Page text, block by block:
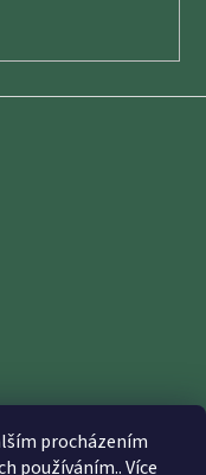
procházením
používáním.. Více